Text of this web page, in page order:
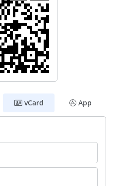
vCard App